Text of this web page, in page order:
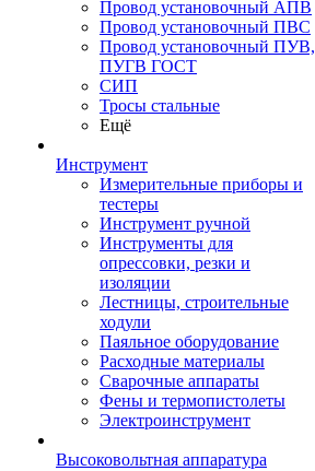
Провод установочный АПВ
Провод установочный ПВС
Провод установочный ПУВ,
ПУГВ ГОСТ
СИП
Тросы стальные
Ещё
Инструмент
Измерительные приборы и
тестеры
Инструмент ручной
Инструменты для
опрессовки, резки и
изоляции
Лестницы, строительные
ходули
Паяльное оборудование
Расходные материалы
Сварочные аппараты
Фены и термопистолеты
Электроинструмент
Высоковольтная аппаратура